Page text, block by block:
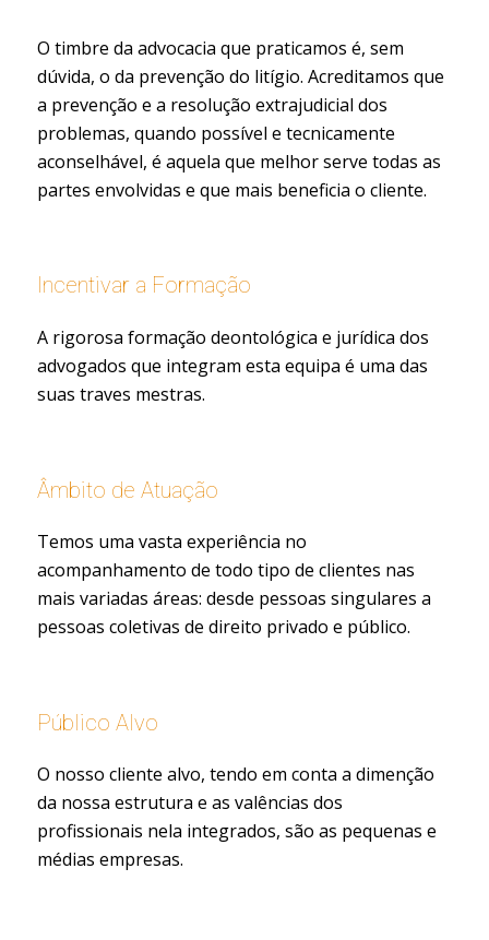
O timbre da advocacia que praticamos é, sem
dúvida, o da prevenção do litígio. Acreditamos que
a prevenção e a resolução extrajudicial dos
problemas, quando possível e tecnicamente
aconselhável, é aquela que melhor serve todas as
partes envolvidas e que mais beneficia o cliente.
Incentivar a Formação
A rigorosa formação deontológica e jurídica dos
advogados que integram esta equipa é uma das
suas traves mestras.
Âmbito de Atuação
Temos uma vasta experiência no
acompanhamento de todo tipo de clientes nas
mais variadas áreas: desde pessoas singulares a
pessoas coletivas de direito privado e público.
Público Alvo
O nosso cliente alvo, tendo em conta a dimenção
da nossa estrutura e as valências dos
profissionais nela integrados, são as pequenas e
médias empresas.